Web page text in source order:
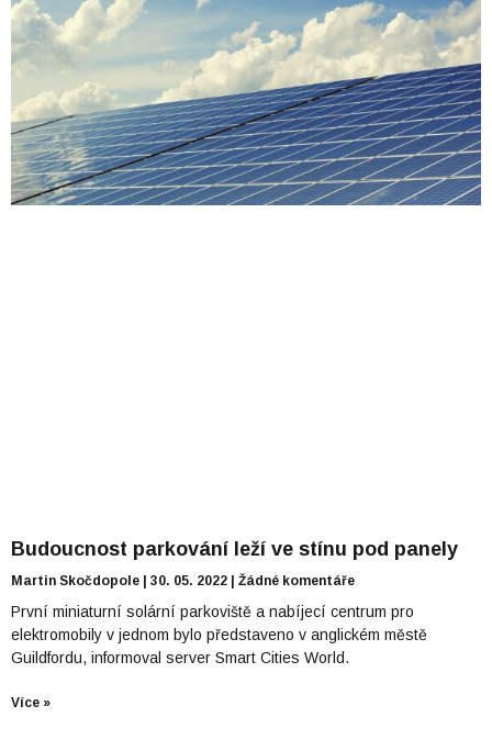
Budoucnost parkování leží ve stínu pod panely
Martin Skočdopole 30. 05. 2022 Žádné komentáře
První miniaturní solární parkoviště a nabíjecí centrum pro
elektromobily v jednom bylo představeno v anglickém městě
Guildfordu, informoval server Smart Cities World.
Více »